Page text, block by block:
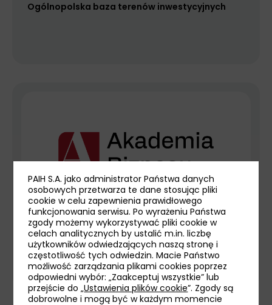
Ogólnopolska baza terenów inwestycyjnych
Projekt szkoleniowy dla przedsiębiorców w
regionie
PAIH S.A. jako administrator Państwa danych
osobowych przetwarza te dane stosując pliki
cookie w celu zapewnienia prawidłowego
funkcjonowania serwisu. Po wyrażeniu Państwa
zgody możemy wykorzystywać pliki cookie w
celach analitycznych by ustalić m.in. liczbę
użytkowników odwiedzających naszą stronę i
częstotliwość tych odwiedzin. Macie Państwo
możliwość zarządzania plikami cookies poprzez
odpowiedni wybór: „Zaakceptuj wszystkie” lub
przejście do „Ustawienia plików cookie”. Zgody są
dobrowolne i mogą być w każdym momencie